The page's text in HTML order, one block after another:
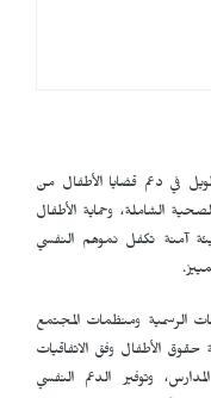
في دعم قضايا الأطفال من
الشاملة، وحماية الأطفال
آمنة تكفل نموهم النفسي
الرسمية ومنظمات المجتمع
حقوق الأطفال وفق الاتفاقيات
وتوفير الدعم النفسي